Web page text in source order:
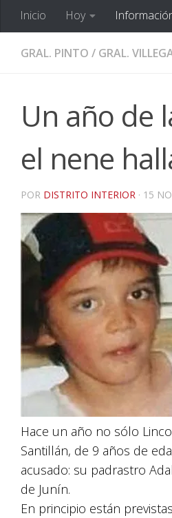
Inicio Hoy
GRAL. PINTO / GRAL.
Un año de
el nene
POR DISTRITO INTERIOR · 15
Hace un año no sólo
Santillán, de 9 años de
acusado: su padrastro
de Junín.
En principio están